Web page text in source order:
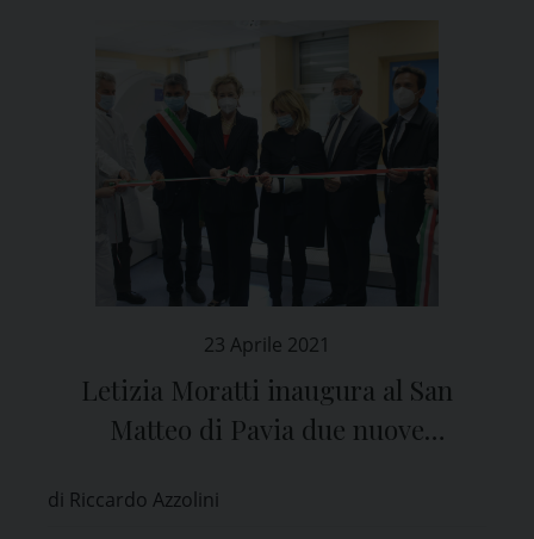
23 Aprile 2021
Letizia Moratti inaugura al San
Matteo di Pavia due nuove
di Riccardo Azzolini